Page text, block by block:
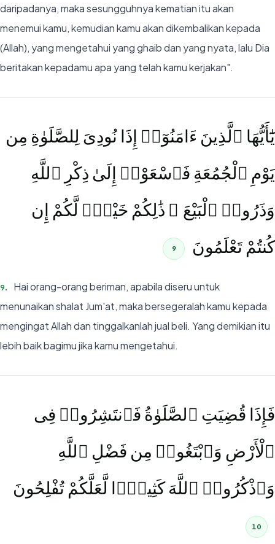
daripadanya, maka sesungguhnya kematian itu akan
menemui kamu, kemudian kamu akan dikembalikan kepada
(Allah), yang mengetahui yang ghaib dan yang nyata, lalu Dia
beritakan kepadamu apa yang telah kamu kerjakan".
يَٰٓأَيُّهَا ٱلَّذِينَ ءَامَنُوٓا۟ إِذَا نُودِىَ لِلصَّلَوٰةِ مِن
يَوْمِ ٱلْجُمُعَةِ فَٱسْعَوْا۟ إِلَىٰ ذِكْرِ ٱللَّهِ
وَذَرُوا۟ ٱلْبَيْعَ ۚ ذَٰلِكُمْ خَيْرٌۭ لَّكُمْ إِن
كُنتُمْ تَعْلَمُونَ
9
9.
Hai orang-orang beriman, apabila diseru untuk
menunaikan shalat Jum'at, maka bersegeralah kamu kepada
mengingat Allah dan tinggalkanlah jual beli. Yang demikian itu
lebih baik bagimu jika kamu mengetahui.
فَإِذَا قُضِيَتِ ٱلصَّلَوٰةُ فَٱنتَشِرُوا۟ فِى
ٱلْأَرْضِ وَٱبْتَغُوا۟ مِن فَضْلِ ٱللَّهِ
وَٱذْكُرُوا۟ ٱللَّهَ كَثِيرًۭا لَّعَلَّكُمْ تُفْلِحُونَ
10